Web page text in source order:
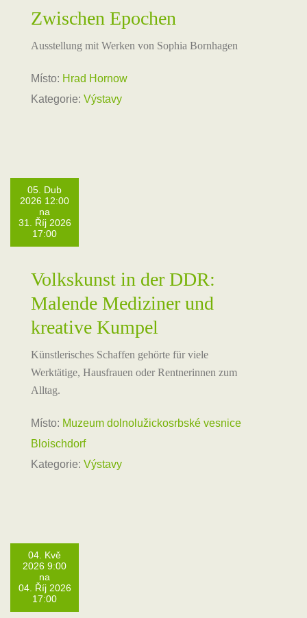
Zwischen Epochen
Ausstellung mit Werken von Sophia Bornhagen
Místo: Hrad Hornow
Kategorie: Výstavy
05. Dub
2026 12:00
na
31. Říj 2026
17:00
Volkskunst in der DDR:
Malende Mediziner und
kreative Kumpel
Künstlerisches Schaffen gehörte für viele
Werktätige, Hausfrauen oder Rentnerinnen zum
Alltag.
Místo: Muzeum dolnolužickosrbské vesnice
Bloischdorf
Kategorie: Výstavy
04. Kvě
2026 9:00
na
04. Říj 2026
17:00